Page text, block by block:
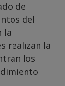
de
del
la
realizan la
los